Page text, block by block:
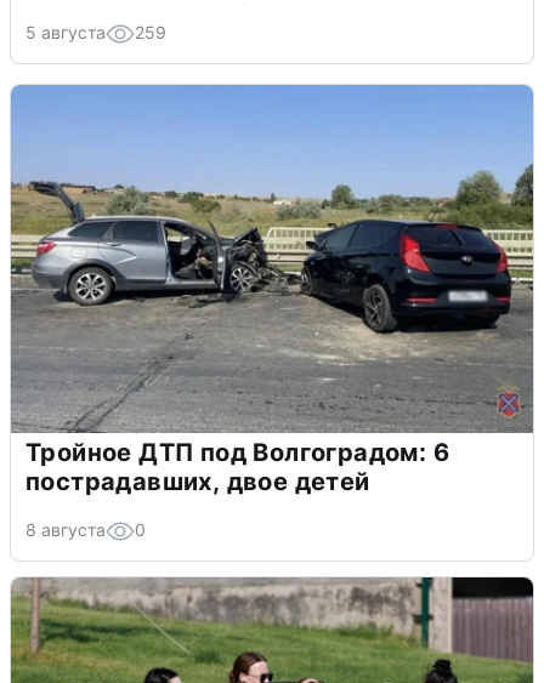
5 августа 259
Тройное ДТП под Волгоградом: 6
пострадавших, двое детей
8 августа 0